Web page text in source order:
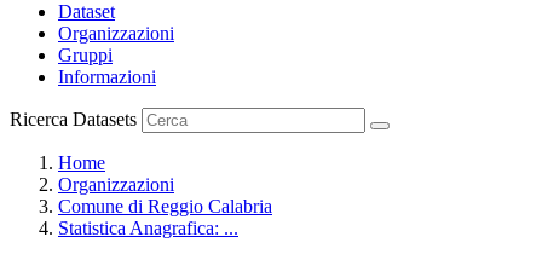
Dataset
Organizzazioni
Gruppi
Informazioni
Ricerca Datasets
Home
Organizzazioni
Comune di Reggio Calabria
Statistica Anagrafica: ...